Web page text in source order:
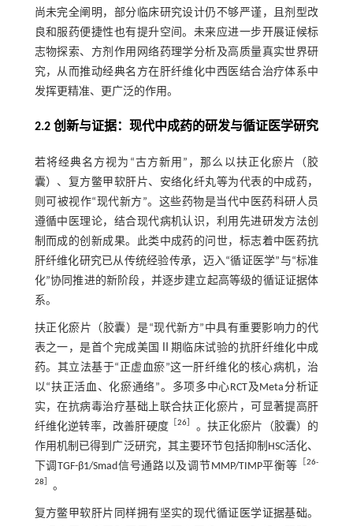
尚未完全阐明，部分临床研究设计仍不够严谨，且剂型改
良和服药便捷性也有提升空间。未来应进一步开展证候标
志物探索、方剂作用网络药理学分析及高质量真实世界研
究，从而推动经典名方在肝纤维化中西医结合治疗体系中
发挥更精准、更广泛的作用。
2.2 创新与证据：现代中成药的研发与循证医学研究
若将经典名方视为“古方新用”，那么以扶正化瘀片（胶
囊）、复方鳖甲软肝片、安络化纤丸等为代表的中成药，
则可被视作“现代新方”。这些药物是当代中医药科研人员
遵循中医理论，结合现代病机认识，利用先进研发方法创
制而成的创新成果。此类中成药的问世，标志着中医药抗
肝纤维化研究已从传统经验传承，迈入“循证医学”与“标准
化”协同推进的新阶段，并逐步建立起高等级的循证证据体
系。
扶正化瘀片（胶囊）是“现代新方”中具有重要影响力的代
表之一，是首个完成美国Ⅱ期临床试验的抗肝纤维化中成
药。其立法基于“正虚血瘀”这一肝纤维化的核心病机，治
以“扶正活血、化瘀通络”。多项多中心RCT及Meta分析证
实，在抗病毒治疗基础上联合扶正化瘀片，可显著提高肝
纤维化逆转率，改善肝硬度［26］ 。扶正化瘀片（胶囊）的
作用机制已得到广泛研究，其主要环节包括抑制HSC活化、
下调TGF-β1/Smad信号通路以及调节MMP/TIMP平衡等 ［26-
28］ 。
复方鳖甲软肝片同样拥有坚实的现代循证医学证据基础。